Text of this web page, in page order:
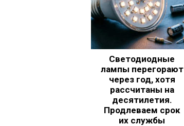
Светодиодные
лампы перегорают
через год, хотя
рассчитаны на
десятилетия.
Продлеваем срок
их службы